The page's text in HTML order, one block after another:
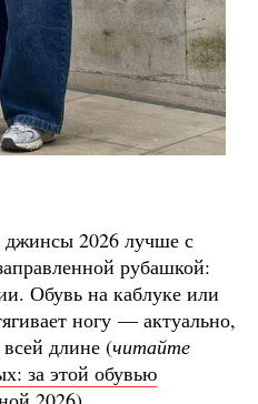
2026 лучше с
рубашкой:
Обувь на каблуке или
ногу — актуально,
длине (читайте
за этой обувью